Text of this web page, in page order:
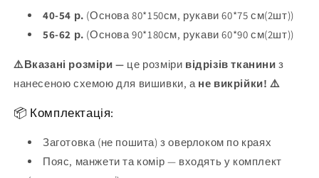
40-54 р. (Основа 80*150см, рукави 60*75 см(2шт))
56-62 р. (Основа 90*180см, рукави 60*90 см(2шт))
⚠️Вказані розміри — це розміри відрізів тканиниз
нанесеною схемою для вишивки, а не викрійки! ⚠️
📦 Комплектація:
Заготовка (не пошита) з оверлоком по краях
Пояс, манжети та комір — входять у комплект